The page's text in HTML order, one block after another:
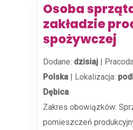
Osoba
zakładzie
spożywczej
Dodane: dzisiaj |
Polska | Lokalizacja:
Dębica
Zakres obowiązków:
pomieszczeń